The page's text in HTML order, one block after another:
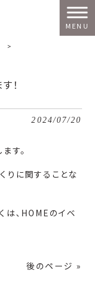
MENU
>
！
2024/07/20
す。
りに関することな
は、HOMEのイベ
後のページ »